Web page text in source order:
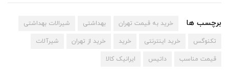
برچسب ها خرید به قیمت تهران بهداشتی شیرالات بهداشتی
تکنوگس خرید اینترنتی خرید خرید از تهران شیرآلات
قیمت مناسب داتیس ایرانیک کالا